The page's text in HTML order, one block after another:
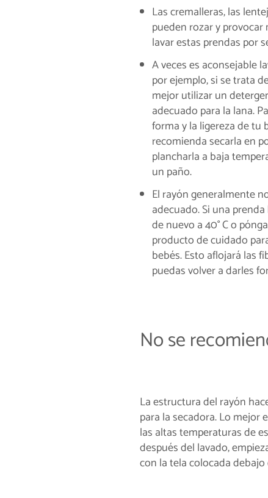
Las cremalleras, las
pueden rozar y provocar
lavar estas prendas por
A veces es aconsejable
por ejemplo, si se trata
mejor utilizar un
adecuado para la lana.
forma y la ligereza de tu
recomienda secarla en
plancharla a baja
un paño.
El rayón generalmente
adecuado. Si una
de nuevo a 40° C o
producto de cuidado
bebés. Esto aflojará las
puedas volver a darles
No se
La estructura del rayón
para la secadora. Lo mejor
las altas temperaturas de
después del lavado,
con la tela colocada